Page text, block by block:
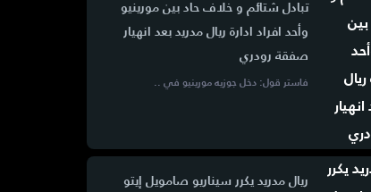
تبادل شتائم و خلاف حاد بين مورينيو
وأحد افراد ادارة ريال مدريد بعد انهيار
صفقة رودري
فاستر قول: دخل جوزيه مورينيو في ..
ريال مدريد يكرر سيناريو صامويل إيتو